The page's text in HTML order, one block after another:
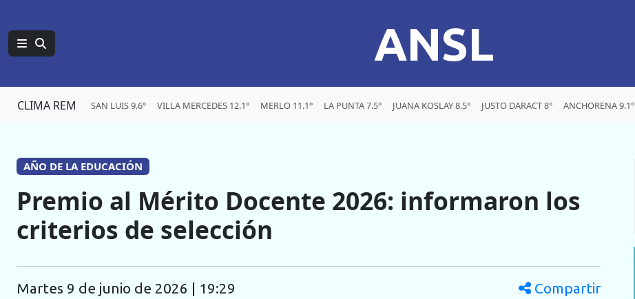
ANSL
CLIMA REM SAN LUIS 9.6° VILLA MERCEDES 12.1° MERLO 11.1° LA PUNTA 7.5° JUANA KOSLAY 8.5° JUSTO DARACT 8° ANCHORENA 9.1°
AÑO DE LA EDUCACIÓN
Premio al Mérito Docente 2026: informaron los
criterios de selección
martes 9 de junio de 2026 | 19:29 Compartir